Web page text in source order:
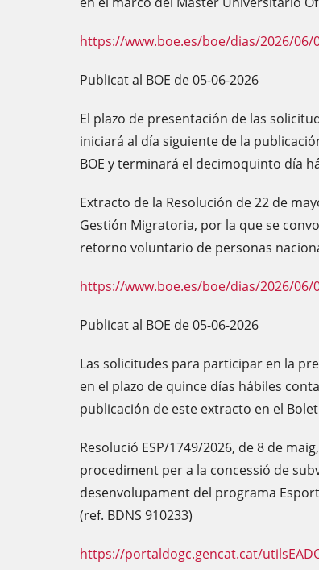
https://www.boe.es/boe/dias/2026/06/
Publicat al BOE de 05-06-2026
El plazo de presentación de las
iniciará al día siguiente de la
BOE y terminará el decimoquinto día
Extracto de la Resolución de 22 de
Gestión Migratoria, por la que se
retorno voluntario de personas
https://www.boe.es/boe/dias/2026/06/
Publicat al BOE de 05-06-2026
Las solicitudes para participar en la
en el plazo de quince días hábiles
publicación de este extracto en el
Resolució ESP/1749/2026, de 8 de
procediment per a la concessió de
desenvolupament del programa
(ref. BDNS 910233)
https://portaldogc.gencat.cat/